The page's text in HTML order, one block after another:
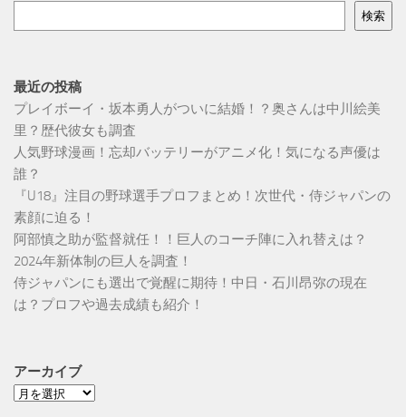
検索
最近の投稿
プレイボーイ・坂本勇人がついに結婚！？奥さんは中川絵美
里？歴代彼女も調査
人気野球漫画！忘却バッテリーがアニメ化！気になる声優は
誰？
『U18』注目の野球選手プロフまとめ！次世代・侍ジャパンの
素顔に迫る！
阿部慎之助が監督就任！！巨人のコーチ陣に入れ替えは？
2024年新体制の巨人を調査！
侍ジャパンにも選出で覚醒に期待！中日・石川昂弥の現在
は？プロフや過去成績も紹介！
アーカイブ
ア